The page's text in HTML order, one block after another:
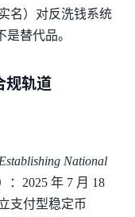
名）对反洗钱系统
替代品。
规轨道
National
：2025 年 7 月 18
支付型稳定币